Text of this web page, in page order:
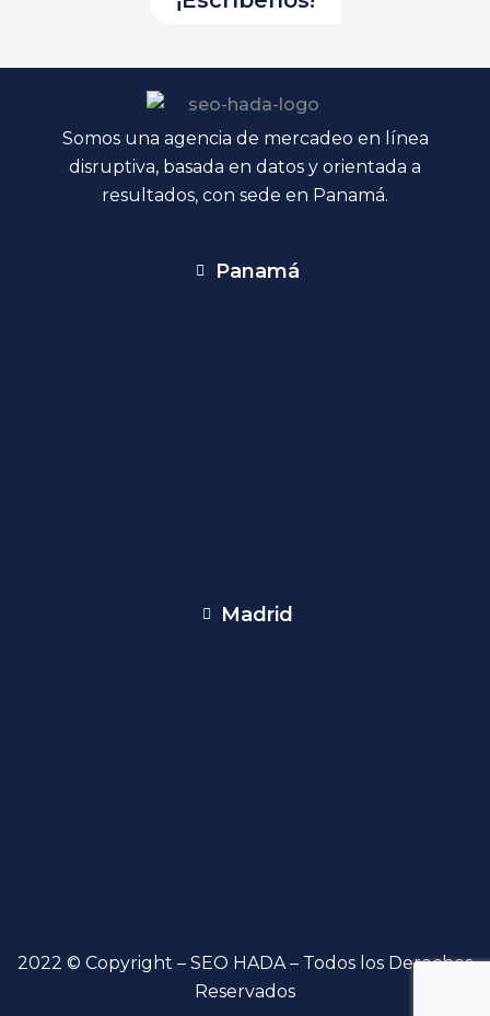
Somos una agencia de mercadeo en línea
disruptiva, basada en datos y orientada a
resultados, con sede en Panamá.
Panamá
Madrid
2022 © Copyright – SEO HADA – Todos los Derechos
Reservados